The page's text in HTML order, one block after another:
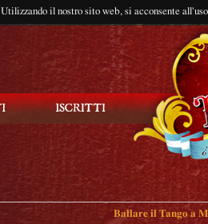
Utilizzando il nostro sito web, si acconsente
Ballare il Tango a